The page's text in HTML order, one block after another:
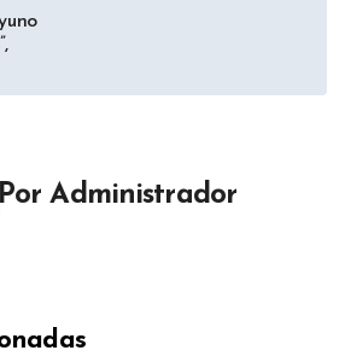
Administrador